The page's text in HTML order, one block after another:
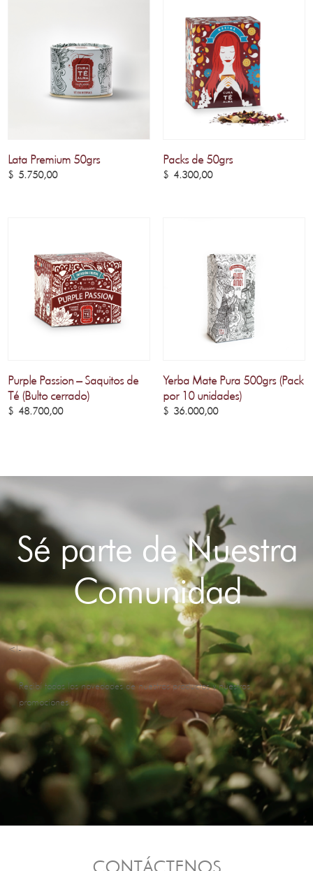
Lata Premium 50grs
$ 5.750,00
Packs de 50grs
$4.300,00
Purple Passion – Saquitos de
Té (Bulto cerrado)
$ 48.700,00
Yerba Mate Pura 500grs (Pack
por 10 unidades)
$36.000,00
Sé parte de Nuestra
Comunidad
<!-
Recibí todas las novedades de nuestros productos y nuestras
promociones.